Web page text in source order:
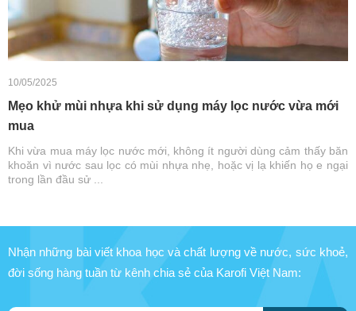
10/05/2025
Mẹo khử mùi nhựa khi sử dụng máy lọc nước vừa mới
mua
Khi vừa mua máy lọc nước mới, không ít người dùng cảm thấy băn
khoăn vì nước sau lọc có mùi nhựa nhẹ, hoặc vị lạ khiến họ e ngại
trong lần đầu sử ...
Nhận những bài viết khoa học và chất lượng về nước, sức khoẻ,
đời sống hàng tuần từ kênh chia sẻ của Karofi Việt Nam: